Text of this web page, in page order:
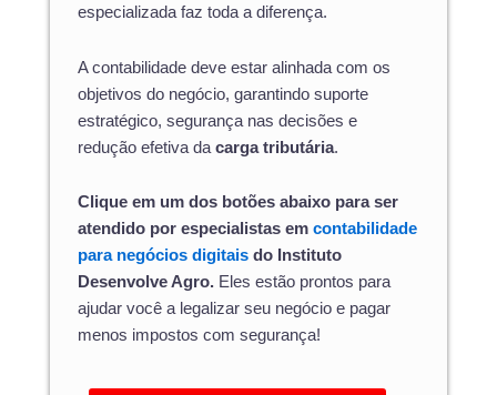
especializada faz toda a diferença.
A contabilidade deve estar alinhada com os
objetivos do negócio, garantindo suporte
estratégico, segurança nas decisões e
redução efetiva da carga tributária.
Clique em um dos botões abaixo para ser
atendido por especialistas em contabilidade
para negócios digitais do Instituto
Desenvolve Agro. Eles estão prontos para
ajudar você a legalizar seu negócio e pagar
menos impostos com segurança!